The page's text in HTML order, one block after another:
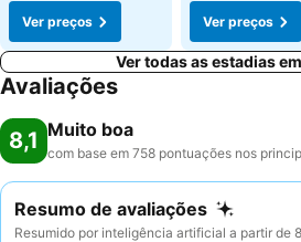
Ver preços
Ver preços
Ver todas as estadias
Avaliações
8,1 Muito boa
com base em 758 pontuações nos
Resumo de avaliações
Resumido por inteligência artificial a partir de